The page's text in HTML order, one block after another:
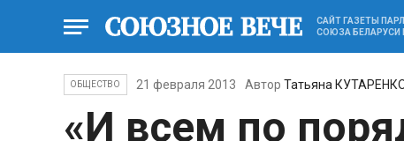
САЙТ ГАЗЕТЫ
СОЮЗА БЕЛАРУСИ
ОБЩЕСТВО 21 февраля 2013 Автор Татьяна
«И всем по